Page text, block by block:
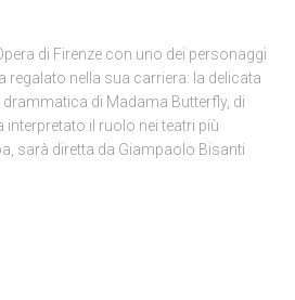
di Firenze con uno dei personaggi
regalato nella sua carriera: la delicata
di Madama Butterfly, di
interpretato il ruolo nei teatri più
sarà diretta da Giampaolo Bisanti